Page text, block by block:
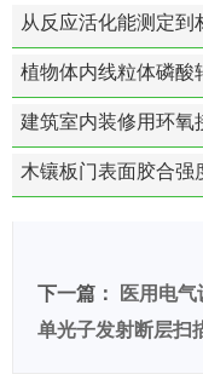
从反应活化能测定到
化寿命预测的经典
植物体内线粒体磷酸
白活性检测
建筑室内装修用环氧
苯含量检测
木镶板门表面胶合强
下一篇： 医用电
单光子发射断层扫